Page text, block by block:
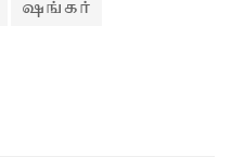
ஷங்கர்